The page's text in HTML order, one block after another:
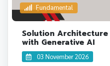
Fundamental
Solution Architecture
with Generative AI
03 November 2026